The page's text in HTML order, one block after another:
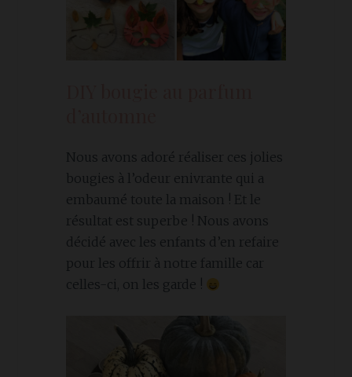
Nous avons adoré réaliser ces jolies
bougies à l’odeur enivrante qui a
embaumé toute la maison ! Et le
résultat est superbe ! Nous avons
décidé avec les enfants d’en refaire
pour les offrir à notre famille car
celles-ci, on les garde !